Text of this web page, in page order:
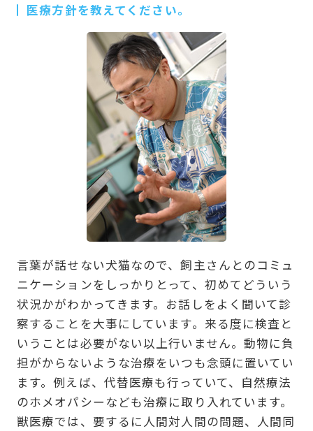
医療方針を教えてください。
言葉が話せない犬猫なので、飼主さんとのコミュ
ニケーションをしっかりとって、初めてどういう
状況かがわかってきます。お話しをよく聞いて診
察することを大事にしています。来る度に検査と
いうことは必要がない以上行いません。動物に負
担がからないような治療をいつも念頭に置いてい
ます。例えば、代替医療も行っていて、自然療法
のホメオパシーなども治療に取り入れています。
獣医療では、要するに人間対人間の問題、人間同